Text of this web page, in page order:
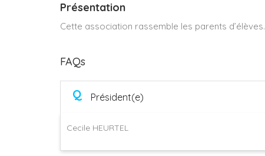
Présentation
Cette association rassemble les parents d’élèves.
FAQs
Q Président(e)
Cecile HEURTEL